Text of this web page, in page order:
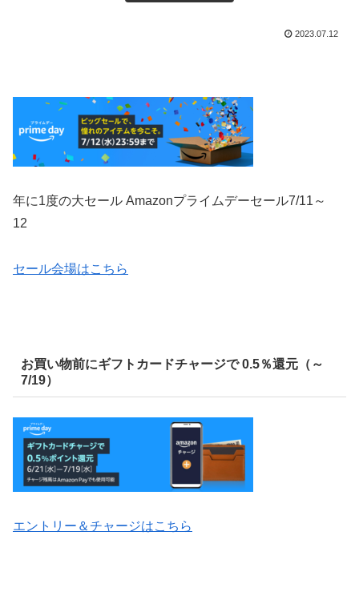
2023.07.12
年に1度の大セール Amazonプライムデーセール7/11～
12
セール会場はこちら
お買い物前にギフトカードチャージで 0.5％還元（～
7/19）
エントリー＆チャージはこちら